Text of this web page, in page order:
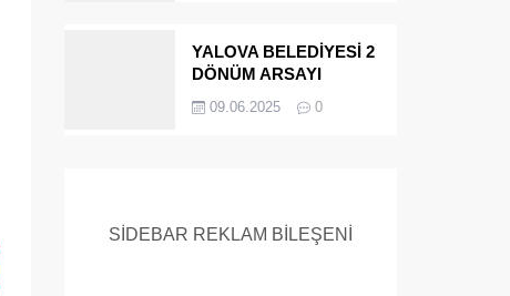
YALOVA BELEDİYESİ 2
DÖNÜM ARSAYI
09.06.2025 0
SİDEBAR REKLAM BİLEŞENİ